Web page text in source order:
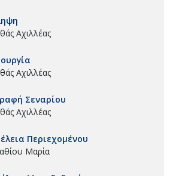
Αχιλλέας
Αχιλλέας
Σεναρίου
Αχιλλέας
Περιεχομένου
Μαρία